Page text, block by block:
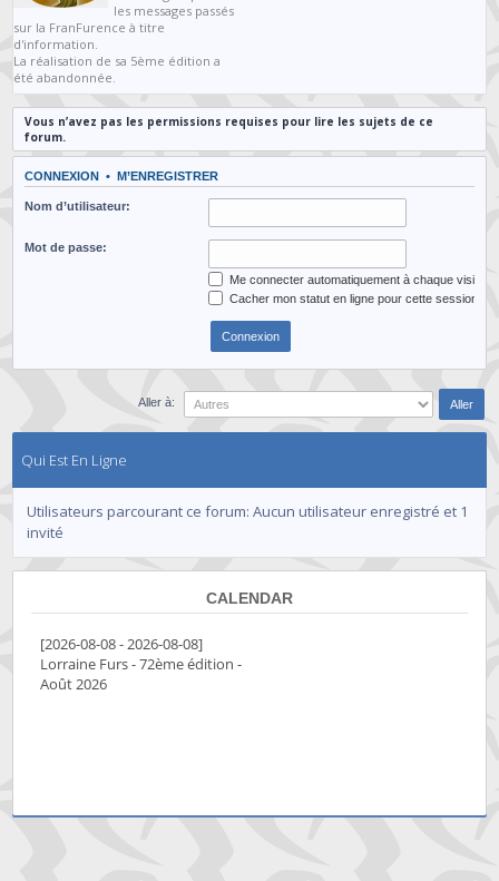
les messages passés
sur la FranFurence à titre
d'information.
La réalisation de sa 5ème édition a
été abandonnée.
Vous n’avez pas les permissions requises pour lire les sujets de ce
forum.
CONNEXION • M’ENREGISTRER
Nom d’utilisateur:
Mot de passe:
Me connecter automatiquement à chaque visite
Cacher mon statut en ligne pour cette session
Aller à:
Qui Est En Ligne
Utilisateurs parcourant ce forum: Aucun utilisateur enregistré et 1
invité
CALENDAR